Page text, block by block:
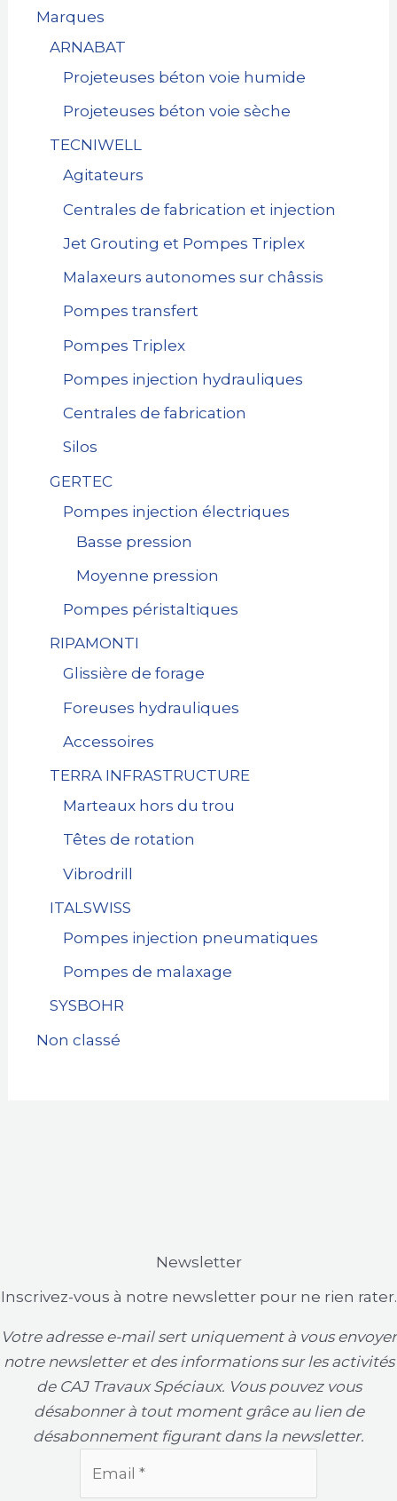
Marques
ARNABAT
Projeteuses béton voie humide
Projeteuses béton voie sèche
TECNIWELL
Agitateurs
Centrales de fabrication et injection
Jet Grouting et Pompes Triplex
Malaxeurs autonomes sur châssis
Pompes transfert
Pompes Triplex
Pompes injection hydrauliques
Centrales de fabrication
Silos
GERTEC
Pompes injection électriques
Basse pression
Moyenne pression
Pompes péristaltiques
RIPAMONTI
Glissière de forage
Foreuses hydrauliques
Accessoires
TERRA INFRASTRUCTURE
Marteaux hors du trou
Têtes de rotation
Vibrodrill
ITALSWISS
Pompes injection pneumatiques
Pompes de malaxage
SYSBOHR
Non classé
Newsletter
Inscrivez-vous à notre newsletter pour ne rien rater.
Votre adresse e-mail sert uniquement à vous envoyer
notre newsletter et des informations sur les activités
de CAJ Travaux Spéciaux. Vous pouvez vous
désabonner à tout moment grâce au lien de
désabonnement figurant dans la newsletter.